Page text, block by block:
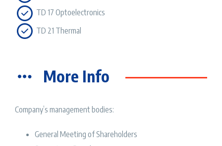
TD 17 Optoelectronics
TD 21 Thermal
More Info
Company’s management bodies:
General Meeting of Shareholders